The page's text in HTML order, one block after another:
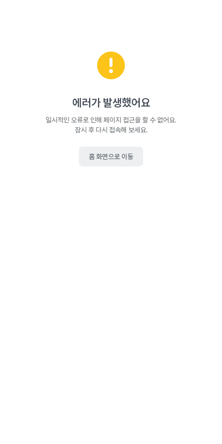
에러가 발생했어요
일시적인 오류로 인해 페이지 접근을 할 수 없어요.
잠시 후 다시 접속해 보세요.
홈 화면으로 이동